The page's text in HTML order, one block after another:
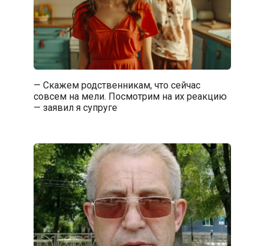
— Скажем родственникам, что сейчас
совсем на мели. Посмотрим на их реакцию
— заявил я супруге